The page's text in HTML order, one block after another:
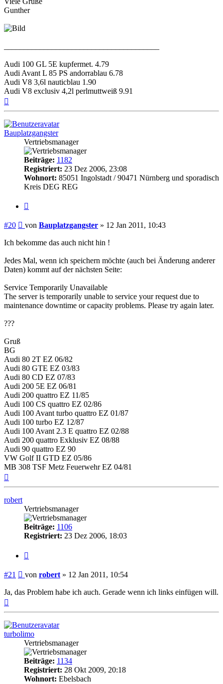
Gunther
Audi 100 GL 5E kupfermet. 4.79
Audi Avant L 85 PS andorrablau 6.78
Audi V8 3,6l nauticblau 1.90
Audi V8 exclusiv 4,2l perlmuttweiß 9.91
Bauplatzgangster
Vertriebsmanager
Beiträge: 1182
Registriert: 23 Dez 2006, 23:08
Wohnort: 85051 Ingolstadt / 90471 Nürnberg und sporadisch
Kreis DEG REG
#20 Beitrag
von Bauplatzgangster » 12 Jan 2011, 10:43
Ich bekomme das auch nicht hin !
Jedes Mal, wenn ich speichern möchte (auch bei Änderung anderer
Daten) kommt auf der nächsten Seite:
Service Temporarily Unavailable
The server is temporarily unable to service your request due to
maintenance downtime or capacity problems. Please try again later.
???
Gruß
BG
Audi 80 2T EZ 06/82
Audi 80 GTE EZ 03/83
Audi 80 CD EZ 07/83
Audi 200 5E EZ 06/81
Audi 200 quattro EZ 11/85
Audi 100 CS quattro EZ 02/86
Audi 100 Avant turbo quattro EZ 01/87
Audi 100 turbo EZ 12/87
Audi 100 Avant 2.3 E quattro EZ 02/88
Audi 200 quattro Exklusiv EZ 08/88
Audi 90 quattro EZ 90
VW Golf II GTD EZ 05/86
MB 308 TSF Metz Feuerwehr EZ 04/81
robert
Vertriebsmanager
Beiträge: 1106
Registriert: 23 Dez 2006, 18:03
#21 Beitrag
von robert » 12 Jan 2011, 10:54
Ja, das Problem habe ich auch. Gerade wenn ich links einfügen will.
turbolimo
Vertriebsmanager
Beiträge: 1134
Registriert: 28 Okt 2009, 20:18
Wohnort: Ebelsbach